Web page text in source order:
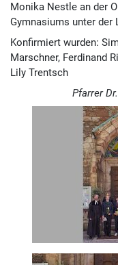
Monika Nestle an der
Gymnasiums unter der
Konfirmiert wurden:
Marschner, Ferdinand
Lily Trentsch
Pfarrer